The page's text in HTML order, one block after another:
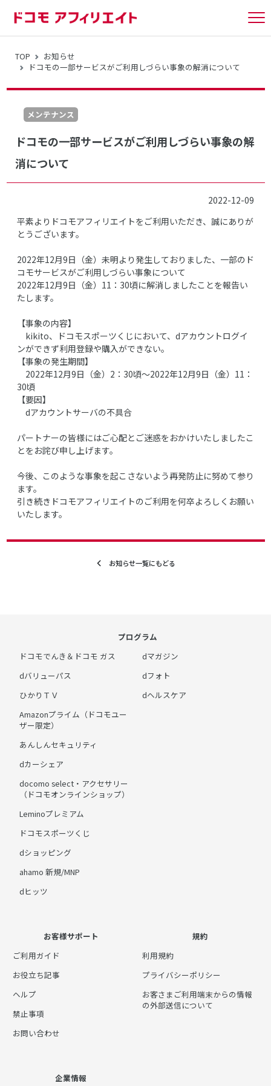
TOP
お知らせ
ドコモの一部サービスがご利用しづらい事象の解消について
メンテナンス
ドコモの一部サービスがご利用しづらい事象の解
消について
2022-12-09
平素よりドコモアフィリエイトをご利用いただき、誠にありが
とうございます。
2022年12月9日（金）未明より発生しておりました、一部のド
コモサービスがご利用しづらい事象について
2022年12月9日（金）11：30頃に解消しましたことを報告い
たします。
【事象の内容】
kikito、ドコモスポーツくじにおいて、dアカウントログイ
ンができず利用登録や購入ができない。
【事象の発生期間】
2022年12月9日（金）2：30頃～2022年12月9日（金）11：
30頃
【要因】
dアカウントサーバの不具合
パートナーの皆様にはご心配とご迷惑をおかけいたしましたこ
とをお詫び申し上げます。
今後、このような事象を起こさないよう再発防止に努めて参り
ます。
引き続きドコモアフィリエイトのご利用を何卒よろしくお願い
いたします。
お知らせ一覧にもどる
プログラム
ドコモでんき＆ドコモ ガス
dバリューパス
ひかりＴＶ
Amazonプライム（ドコモユー
ザー限定）
あんしんセキュリティ
dカーシェア
docomo select・アクセサリー
（ドコモオンラインショップ）
Leminoプレミアム
ドコモスポーツくじ
dショッピング
ahamo 新規/MNP
dヒッツ
dマガジン
dフォト
dヘルスケア
お客様サポート
ご利用ガイド
お役立ち記事
ヘルプ
禁止事項
お問い合わせ
規約
利用規約
プライバシーポリシー
お客さまご利用端末からの情報
の外部送信について
企業情報